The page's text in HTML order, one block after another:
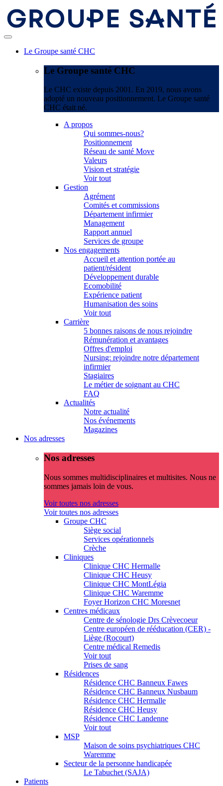
Le Groupe santé CHC
Le Groupe santé CHC
Le CHC existe depuis 2001. En 2019, nous avons
adopté un nouveau positionnement. Le Groupe santé
CHC était né.
A propos
Qui sommes-nous?
Positionnement
Réseau de santé Move
Valeurs
Vision et stratégie
Voir tout
Gestion
Agrément
Comités et commissions
Département infirmier
Management
Rapport annuel
Services de groupe
Nos engagements
Accueil et attention portée au
patient/résident
Développement durable
Ecomobilité
Expérience patient
Humanisation des soins
Voir tout
Carrière
5 bonnes raisons de nous rejoindre
Rémunération et avantages
Offres d'emploi
Nursing: rejoindre notre département
infirmier
Stagiaires
Le métier de soignant au CHC
FAQ
Actualités
Notre actualité
Nos événements
Magazines
Nos adresses
Nos adresses
Nous sommes multidisciplinaires et multisites. Nous ne
sommes jamais loin de vous.
Voir toutes nos adresses
Voir toutes nos adresses
Groupe CHC
Siège social
Services opérationnels
Crèche
Cliniques
Clinique CHC Hermalle
Clinique CHC Heusy
Clinique CHC MontLégia
Clinique CHC Waremme
Foyer Horizon CHC Moresnet
Centres médicaux
Centre de sénologie Drs Crèvecoeur
Centre européen de rééducation (CER) -
Liège (Rocourt)
Centre médical Remedis
Voir tout
Prises de sang
Résidences
Résidence CHC Banneux Fawes
Résidence CHC Banneux Nusbaum
Résidence CHC Hermalle
Résidence CHC Heusy
Résidence CHC Landenne
Voir tout
MSP
Maison de soins psychiatriques CHC
Waremme
Secteur de la personne handicapée
Le Tabuchet (SAJA)
Patients